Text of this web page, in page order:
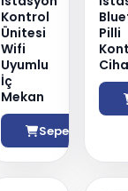
Kontrol
Ünitesi
Wifi
Uyumlu
İç
Mekan
Sepete Ekle
Pilli